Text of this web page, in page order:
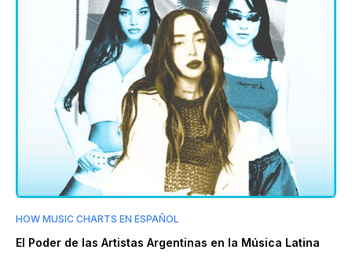
HOW MUSIC CHARTS EN ESPAÑOL
El Poder de las Artistas Argentinas en la Música Latina